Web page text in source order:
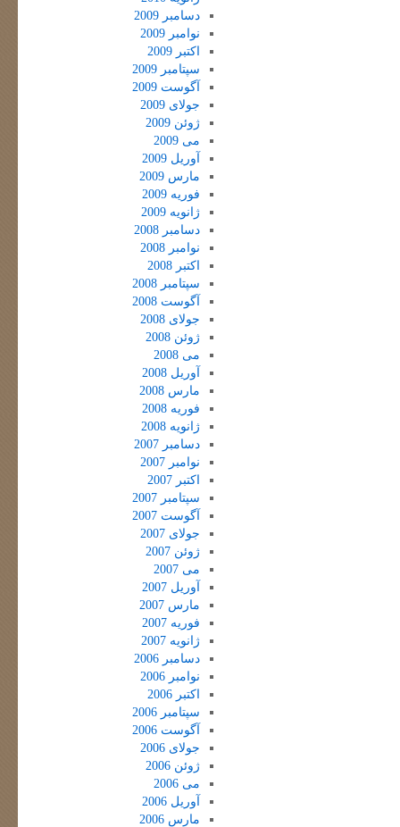
دسامبر 2009
نوامبر 2009
اکتبر 2009
سپتامبر 2009
آگوست 2009
جولای 2009
ژوئن 2009
می 2009
آوریل 2009
مارس 2009
فوریه 2009
ژانویه 2009
دسامبر 2008
نوامبر 2008
اکتبر 2008
سپتامبر 2008
آگوست 2008
جولای 2008
ژوئن 2008
می 2008
آوریل 2008
مارس 2008
فوریه 2008
ژانویه 2008
دسامبر 2007
نوامبر 2007
اکتبر 2007
سپتامبر 2007
آگوست 2007
جولای 2007
ژوئن 2007
می 2007
آوریل 2007
مارس 2007
فوریه 2007
ژانویه 2007
دسامبر 2006
نوامبر 2006
اکتبر 2006
سپتامبر 2006
آگوست 2006
جولای 2006
ژوئن 2006
می 2006
آوریل 2006
مارس 2006